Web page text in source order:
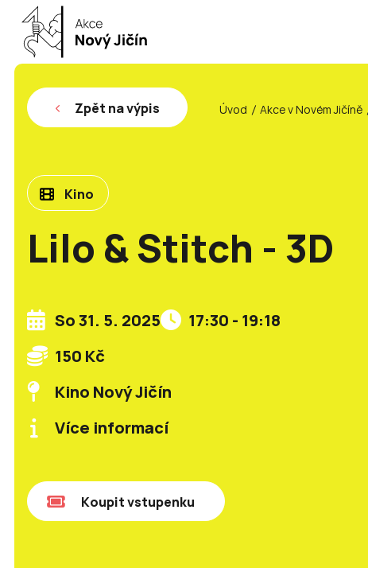
Zpět na výpis Úvod Akce v Novém Jičíně
Kino
Lilo & Stitch - 3D
So 31. 5. 2025
17:30 - 19:18
150 Kč
Kino Nový Jičín
Více informací
Koupit vstupenku